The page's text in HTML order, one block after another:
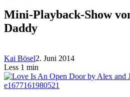
Mini-Playback-Show
Daddy
Kai Bösel2. Juni 2014
Less 1 min